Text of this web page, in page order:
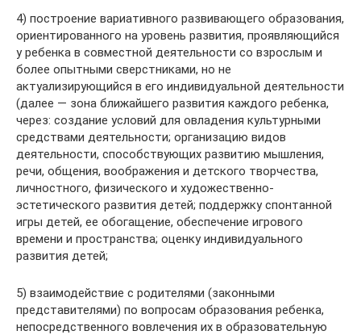
4) построение вариативного развивающего образования,
ориентированного на уровень развития, проявляющийся
у ребенка в совместной деятельности со взрослым и
более опытными сверстниками, но не
актуализирующийся в его индивидуальной деятельности
(далее — зона ближайшего развития каждого ребенка,
через: создание условий для овладения культурными
средствами деятельности; организацию видов
деятельности, способствующих развитию мышления,
речи, общения, воображения и детского творчества,
личностного, физического и художественно-
эстетического развития детей; поддержку спонтанной
игры детей, ее обогащение, обеспечение игрового
времени и пространства; оценку индивидуального
развития детей;
5) взаимодействие с родителями (законными
представителями) по вопросам образования ребенка,
непосредственного вовлечения их в образовательную